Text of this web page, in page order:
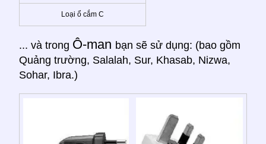
Loại ổ cắm C
... và trong Ô-man bạn sẽ sử dụng: (bao gồm
Quảng trường, Salalah, Sur, Khasab, Nizwa,
Sohar, Ibra.)